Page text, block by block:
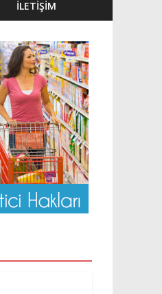
İLETIŞIM